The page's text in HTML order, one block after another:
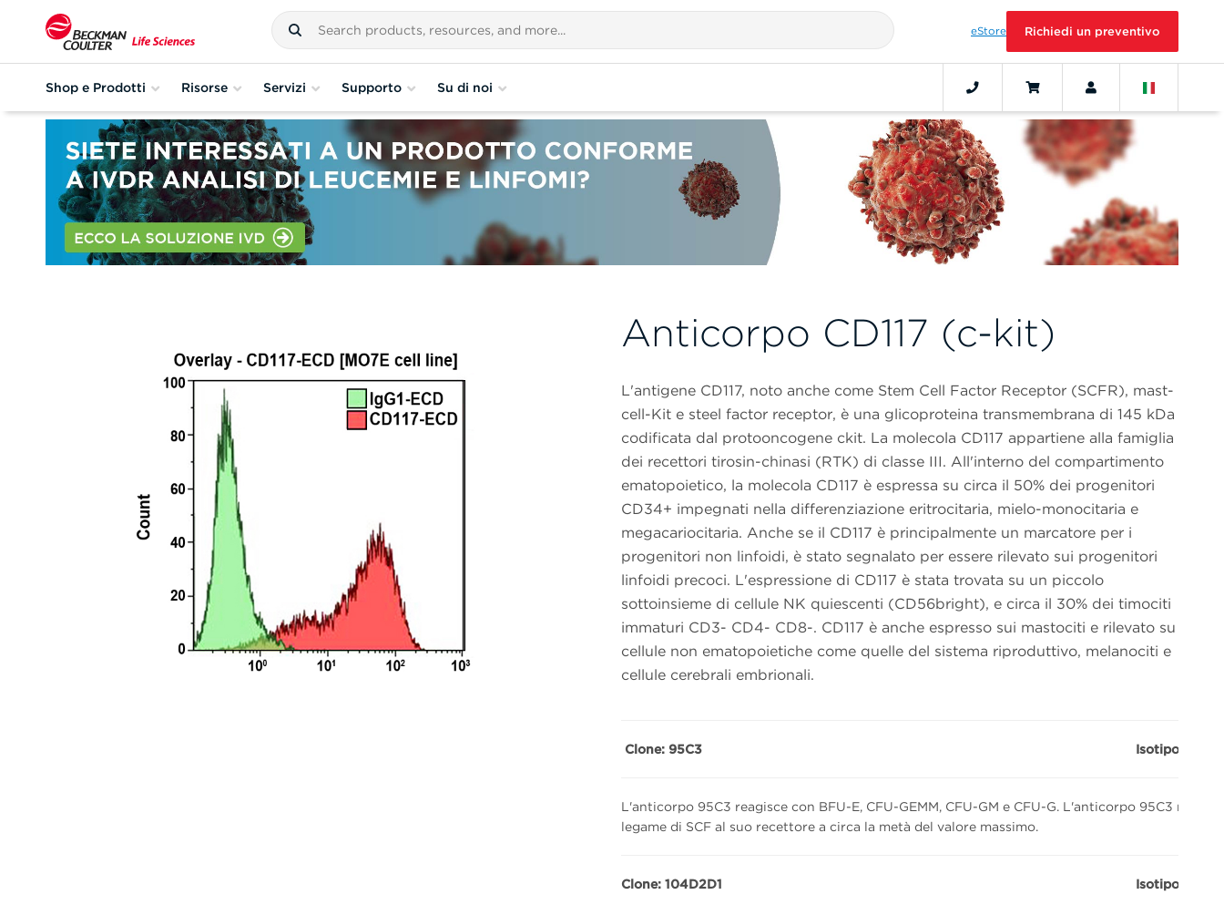
eStore Richiedi un preventivo
Shop e Prodotti Risorse Servizi Supporto Su di noi
Anticorpo CD117 (c-kit)
L'antigene CD117, noto anche come Stem Cell Factor Receptor (SCFR), mast-
cell-Kit e steel factor receptor, è una glicoproteina transmembrana di 145 kDa
codificata dal protooncogene ckit. La molecola CD117 appartiene alla famiglia
dei recettori tirosin-chinasi (RTK) di classe III. All'interno del compartimento
ematopoietico, la molecola CD117 è espressa su circa il 50% dei progenitori
CD34+ impegnati nella differenziazione eritrocitaria, mielo-monocitaria e
megacariocitaria. Anche se il CD117 è principalmente un marcatore per i
progenitori non linfoidi, è stato segnalato per essere rilevato sui progenitori
linfoidi precoci. L'espressione di CD117 è stata trovata su un piccolo
sottoinsieme di cellule NK quiescenti (CD56bright), e circa il 30% dei timociti
immaturi CD3- CD4- CD8-. CD117 è anche espresso sui mastociti e rilevato su
cellule non ematopoietiche come quelle del sistema riproduttivo, melanociti e
cellule cerebrali embrionali.
Clone: 95C3 Isotipo: IgG1
L'anticorpo 95C3 reagisce con BFU-E, CFU-GEMM, CFU-GM e CFU-G. L'anticorpo 95C3 riduce
legame di SCF al suo recettore a circa la metà del valore massimo.
Clone: 104D2D1 Isotipo